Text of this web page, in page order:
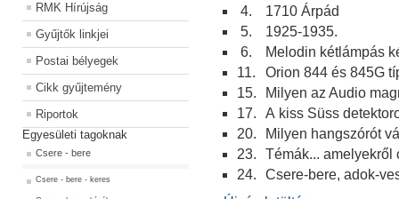
RMK Hírújság
Gyűjtők linkjei
Postai bélyegek
Cikk gyűjtemény
Riportok
Egyesületi tagoknak
Csere - bere
Csere - bere - keres
4.
1710 Árpád
5.
1925-1935.
6.
Melodin kétlámpás
11.
Orion 844 és 845G
15.
Milyen az Audio
17.
A kiss Süss
20.
Milyen hangszórót
23.
Témák... amelyekről
24.
Csere-bere, adok-